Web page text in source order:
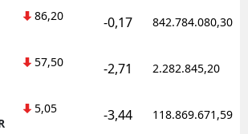
86,20 -0,17 842.784.080,30
57,50 -2,71 2.282.845,20
5,05 -3,44 118.869.671,59